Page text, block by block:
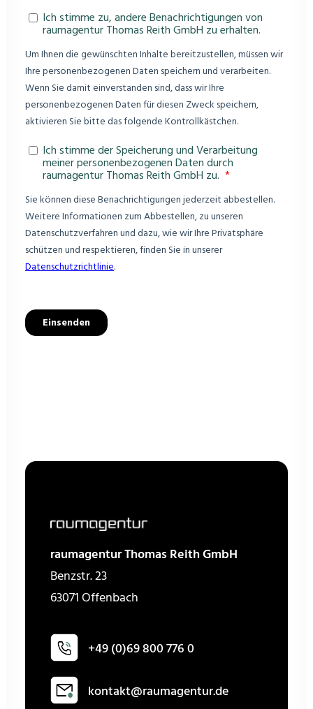
raumagentur Thomas Reith GmbH
Benzstr. 23
63071 Offenbach
+49 (0)69 800 776 0
kontakt@raumagentur.de